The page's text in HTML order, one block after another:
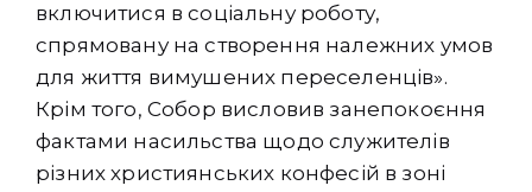
включитися в соціальну роботу,
спрямовану на створення належних умов
для життя вимушених переселенців».
Крім того, Собор висловив занепокоєння
фактами насильства щодо служителів
різних християнських конфесій в зоні